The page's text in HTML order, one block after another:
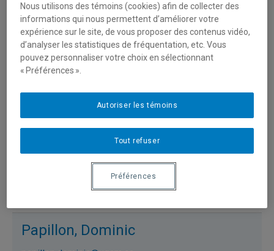
Cyr, Catherine
cyr.catherine@uqam.ca
Imaginaire du corps
Major, Christine
major.christine@uqam.ca
Imaginaire du corps
Papillon, Dominic
Nous utilisons des témoins (cookies) afin de collecter des
informations qui nous permettent d’améliorer votre
expérience sur le site, de vous proposer des contenus vidéo,
d’analyser les statistiques de fréquentation, etc. Vous
pouvez personnaliser votre choix en sélectionnant
« Préférences ».
Tout refuser
Autoriser les témoins
Préférences